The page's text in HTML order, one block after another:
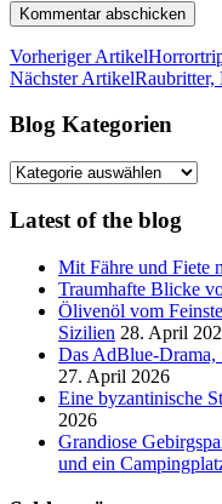
Vorheriger Artikel
Nächster ArtikelRaubritter,
Blog Kategorien
Blog
Latest of the blog
Mit Fähre und Fiete
Traumhafte Blicke
Ölivenöl vom
Sizilien 28. April
Das AdBlue-
27. April 2026
Eine byzantinische
2026
Grandiose
und ein